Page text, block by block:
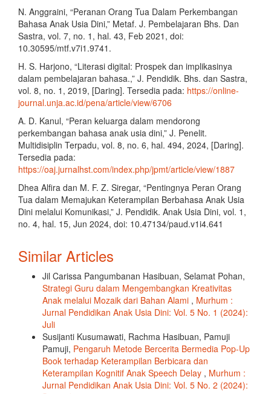
N. Anggraini, “Peranan Orang Tua Dalam Perkembangan
Bahasa Anak Usia Dini,” Metaf. J. Pembelajaran Bhs. Dan
Sastra, vol. 7, no. 1, hal. 43, Feb 2021, doi:
10.30595/mtf.v7i1.9741.
H. S. Harjono, “Literasi digital: Prospek dan implikasinya
dalam pembelajaran bahasa.,” J. Pendidik. Bhs. dan Sastra,
vol. 8, no. 1, 2019, [Daring]. Tersedia pada: https://online-
journal.unja.ac.id/pena/article/view/6706
A. D. Kanul, “Peran keluarga dalam mendorong
perkembangan bahasa anak usia dini,” J. Penelit.
Multidisiplin Terpadu, vol. 8, no. 6, hal. 494, 2024, [Daring].
Tersedia pada:
https://oaj.jurnalhst.com/index.php/jpmt/article/view/1887
Dhea Alfira dan M. F. Z. Siregar, “Pentingnya Peran Orang
Tua dalam Memajukan Keterampilan Berbahasa Anak Usia
Dini melalui Komunikasi,” J. Pendidik. Anak Usia Dini, vol. 1,
no. 4, hal. 15, Jun 2024, doi: 10.47134/paud.v1i4.641
Similar Articles
Jil Carissa Pangumbanan Hasibuan, Selamat Pohan,
Strategi Guru dalam Mengembangkan Kreativitas
Anak melalui Mozaik dari Bahan Alami , Murhum :
Jurnal Pendidikan Anak Usia Dini: Vol. 5 No. 1 (2024):
Juli
Susijanti Kusumawati, Rachma Hasibuan, Pamuji
Pamuji, Pengaruh Metode Bercerita Bermedia Pop-Up
Book terhadap Keterampilan Berbicara dan
Keterampilan Kognitif Anak Speech Delay , Murhum :
Jurnal Pendidikan Anak Usia Dini: Vol. 5 No. 2 (2024):